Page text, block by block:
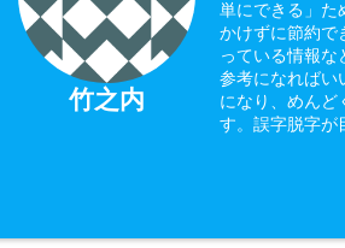
竹之内
単にできる」た
かけずに節約で
っている情報
参考になればい
になり、めんど
す。誤字脱字が